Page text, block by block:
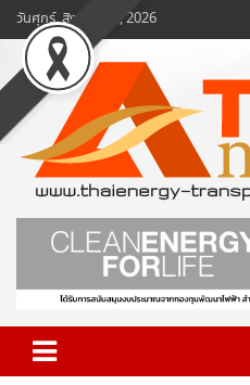
Skip
to
content
วันศุกร์, สิงหาคม 7, 2026
www.ten-
ข่าวพลังงานและคมนาคม